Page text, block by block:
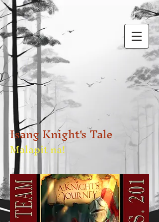
Isang Knight's Tale
Malapit na!